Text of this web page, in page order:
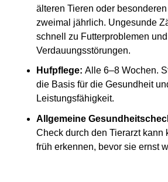
älteren Tieren oder
zweimal jährlich. Ungesunde
schnell zu Futterproblemen und
Verdauungsstörungen.
Hufpflege: Alle 6–8 Wochen.
die Basis für die Gesundheit
Leistungsfähigkeit.
Allgemeine
Check durch den Tierarzt kann
früh erkennen, bevor sie ernst